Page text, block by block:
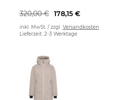
178,15 €
320,00 €
inkl. MwSt. / zzgl. Versandkosten
Lieferzeit: 2-3 Werktage